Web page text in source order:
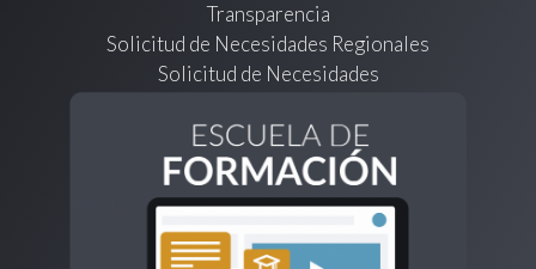
Transparencia
Solicitud de Necesidades Regionales
Solicitud de Necesidades